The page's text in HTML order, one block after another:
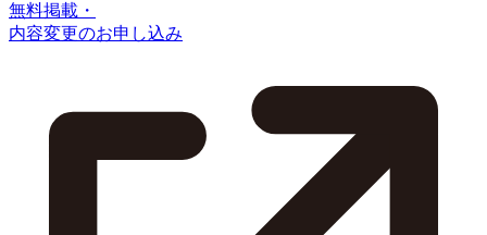
無料掲載・
内容変更のお申し込み